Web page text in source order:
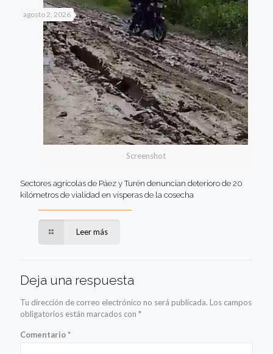
Screenshot
agosto 2, 2026
Sectores agrícolas de Páez y Turén denuncian deterioro de 20
kilómetros de vialidad en vísperas de la cosecha
Leer más
Deja una respuesta
Tu dirección de correo electrónico no será publicada. Los campos
obligatorios están marcados con *
Comentario*